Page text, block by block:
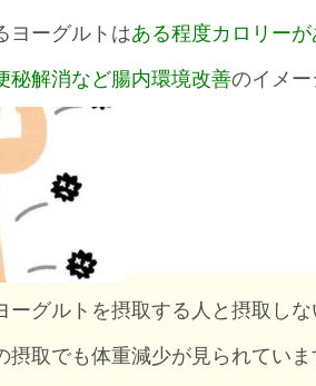
ヨーグルトはある程度カロリー
秘解消など腸内環境改善のイメー
ーグルトを摂取する人と摂取し
摂取でも体重減少が見られていま